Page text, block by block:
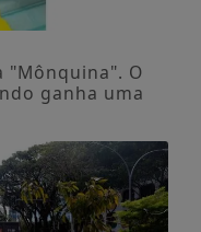
"Mônquina". O
ganha uma